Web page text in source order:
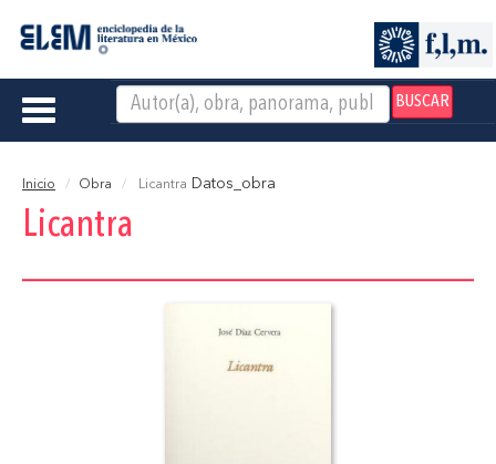
BUSCAR
Toggle
Inicio Obra Licantra Datos_obra
Licantra